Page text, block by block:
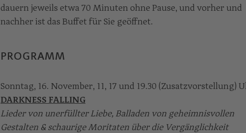
dauern jeweils etwa 70 Minuten ohne Pause, und vorher und
nachher ist das Buffet für Sie geöffnet.
PROGRAMM
Sonntag, 16. November, 11, 17 und 19.30 (Zusatzvorstellung)
DARKNESS FALLING
Lieder von unerfüllter Liebe, Balladen von geheimnisvollen
Gestalten & schaurige Moritaten über die Vergänglichkeit